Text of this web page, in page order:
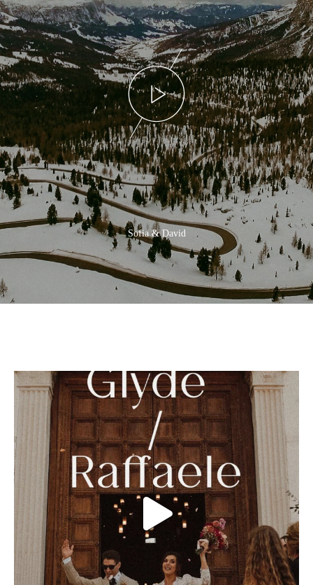
Sofia & David